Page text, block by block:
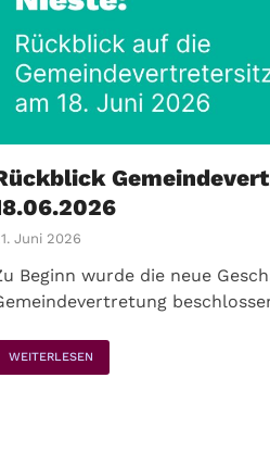
Juni 2026
Beginn wurde die neue
WEITERLESEN